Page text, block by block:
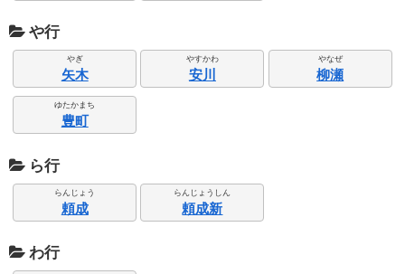
や行
やぎ
矢木
やすかわ
安川
やなぜ
柳瀬
ゆたかまち
豊町
ら行
らんじょう
頼成
らんじょうしん
頼成新
わ行